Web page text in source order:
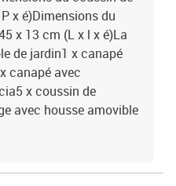
x é)Dimensions du
x 13 cm (L x l x é)La
de jardin1 x canapé
canapé avec
x coussin de
avec housse amovible